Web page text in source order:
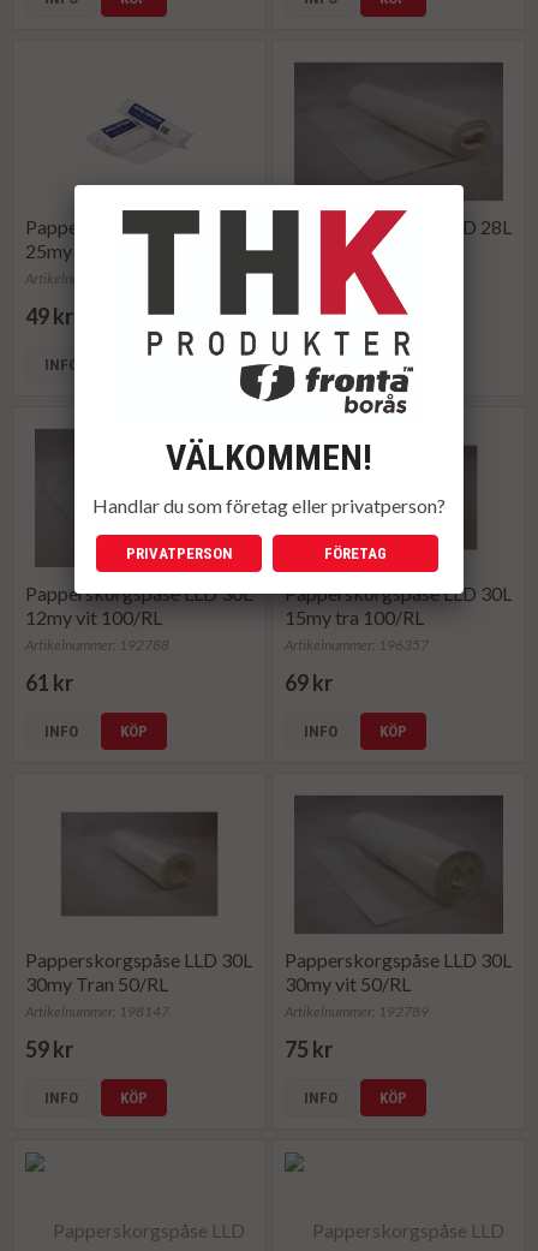
Papperskorgspåse LLD
25my 17 L vit (50)
Artikelnummer: 1806501
49 kr
INFO
Papperskorgspåse LLD 28L
30my vit 25/RL
Artikelnummer: 192787
48 kr
INFO KÖP
Papperskorgspåse LLD 30L
12my vit 100/RL
Artikelnummer: 192788
61 kr
INFO KÖP
Papperskorgspåse LLD 30L
15my tra 100/RL
Artikelnummer: 196357
69 kr
INFO KÖP
Papperskorgspåse LLD 30L
30my Tran 50/RL
Artikelnummer: 198147
59 kr
INFO KÖP
Papperskorgspåse LLD 30L
30my vit 50/RL
Artikelnummer: 192789
75 kr
INFO KÖP
VÄLKOMMEN!
Handlar du som företag eller privatperson?
PRIVATPERSON FÖRETAG